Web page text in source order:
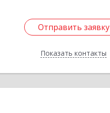
Отправить заявку
Показать контакты
Отправить заявку
Назад